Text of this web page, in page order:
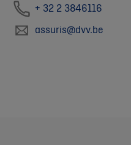
+ 32 2 3846116
assuris@dvv.be